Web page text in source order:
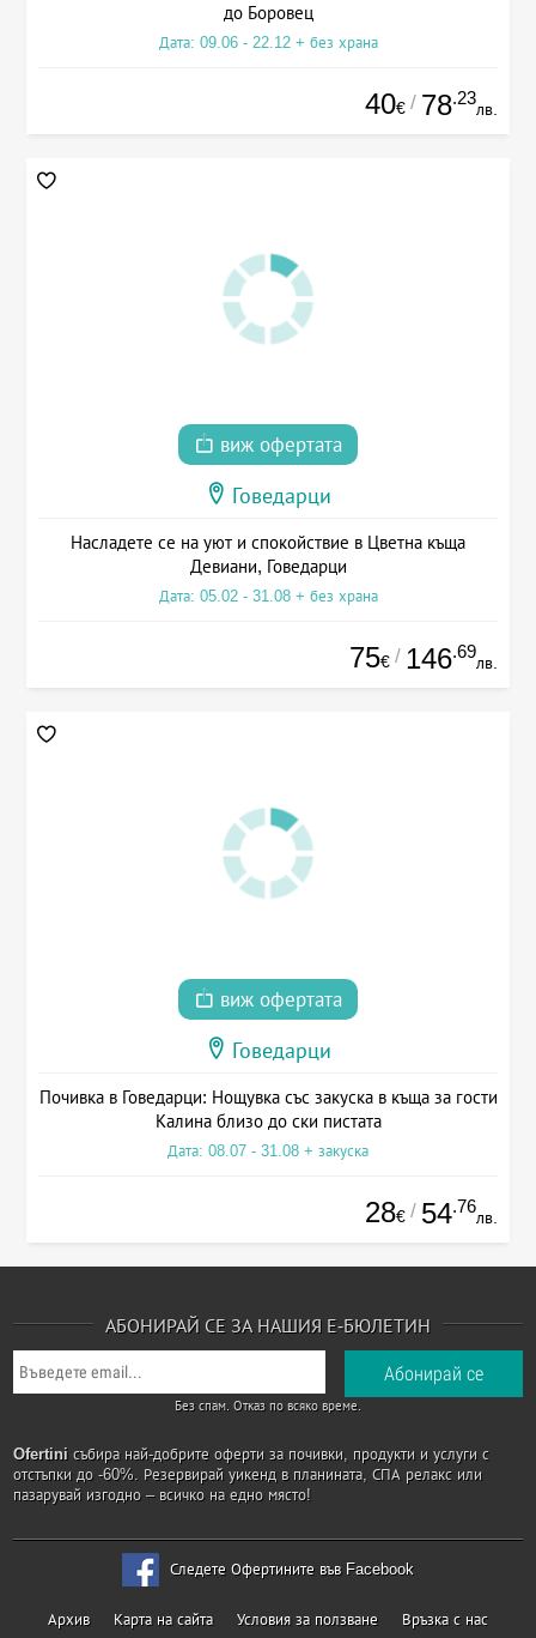
до Боровец
Дата: 09.06 - 22.12 + без храна
40€ / 78.23
лв.
виж офертата
Говедарци
Насладете се на уют и спокойствие в Цветна къща
Девиани, Говедарци
Дата: 05.02 - 31.08 + без храна
75€ / 146.69
лв.
виж офертата
Говедарци
Почивка в Говедарци: Нощувка със закуска в къща за гости
Калина близо до ски пистата
Дата: 08.07 - 31.08 + закуска
28€ / 54.76
лв.
АБОНИРАЙ СЕ ЗА НАШИЯ Е-БЮЛЕТИН
Без спам. Отказ по всяко време.
Ofertini събира най-добрите оферти за почивки, продукти и услуги с
отстъпки до -60%. Резервирай уикенд в планината, СПА релакс или
пазарувай изгодно – всичко на едно място!
Следете Офертините във Facebook
Архив Карта на сайта Условия за ползване Връзка с нас